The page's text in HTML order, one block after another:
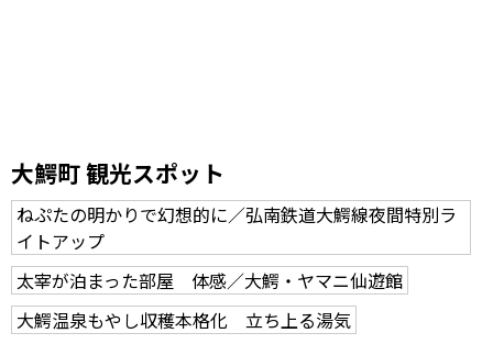
大鰐町 観光スポット
ねぷたの明かりで幻想的に／弘南鉄道大鰐線夜間特別ラ
イトアップ
太宰が泊まった部屋 体感／大鰐・ヤマニ仙遊館
大鰐温泉もやし収穫本格化 立ち上る湯気